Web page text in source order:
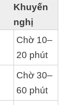
Khuyến
nghị
Chờ 10–
20 phút
Chờ 30–
60 phút